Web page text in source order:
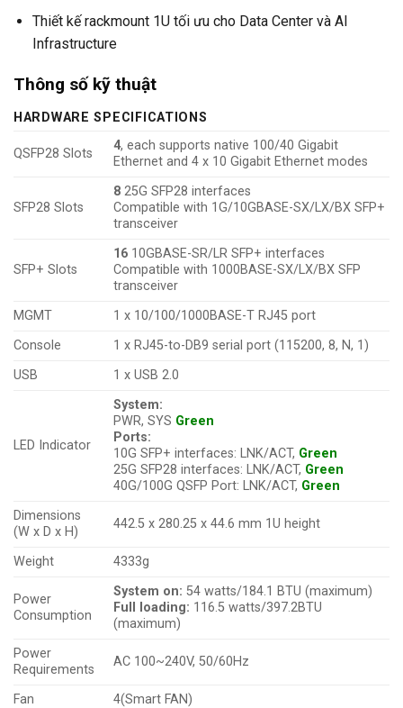
Thiết kế rackmount 1U tối ưu cho Data Center và AI
Infrastructure
Thông số kỹ thuật
HARDWARE SPECIFICATIONS
QSFP28 Slots
4, each supports native 100/40 Gigabit
Ethernet and 4 x 10 Gigabit Ethernet modes
SFP28 Slots
8 25G SFP28 interfaces
Compatible with 1G/10GBASE-SX/LX/BX SFP+
transceiver
SFP+ Slots
16 10GBASE-SR/LR SFP+ interfaces
Compatible with 1000BASE-SX/LX/BX SFP
transceiver
MGMT
1 x 10/100/1000BASE-T RJ45 port
Console
1 x RJ45-to-DB9 serial port (115200, 8, N, 1)
USB
1 x USB 2.0
LED Indicator
System:
PWR, SYS Green
Ports:
10G SFP+ interfaces: LNK/ACT, Green
25G SFP28 interfaces: LNK/ACT, Green
40G/100G QSFP Port: LNK/ACT, Green
Dimensions
(W x D x H)
442.5 x 280.25 x 44.6 mm 1U height
Weight 4333g
Power
Consumption
System on: 54 watts/184.1 BTU (maximum)
Full loading: 116.5 watts/397.2BTU
(maximum)
Power
Requirements
AC 100~240V, 50/60Hz
Fan
4(Smart FAN)